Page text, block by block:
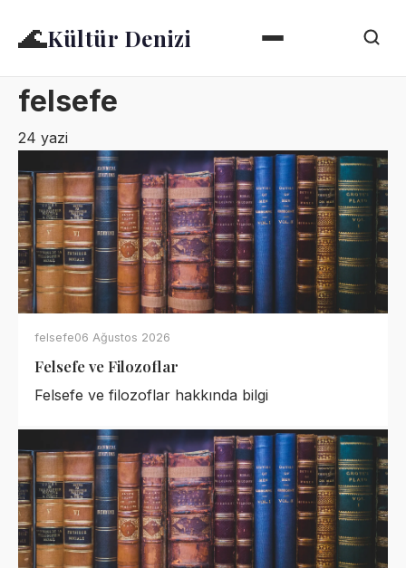
🌊Kültür Denizi
felsefe
24 yazi
felsefe06 Ağustos 2026
Felsefe ve Filozoflar
Felsefe ve filozoflar hakkında bilgi